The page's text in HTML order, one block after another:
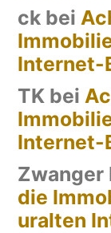
ck bei
Internet-
TK bei
Internet-
Zwanger
die
uralten